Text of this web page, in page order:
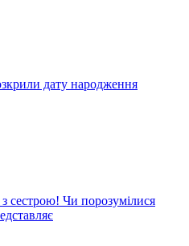
дату народження
сестрою! Чи порозумілися